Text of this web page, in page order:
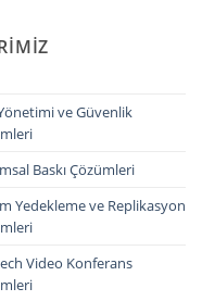
ve Güvenlik
Baskı Çözümleri
Yedekleme ve Replikasyon
Video Konferans